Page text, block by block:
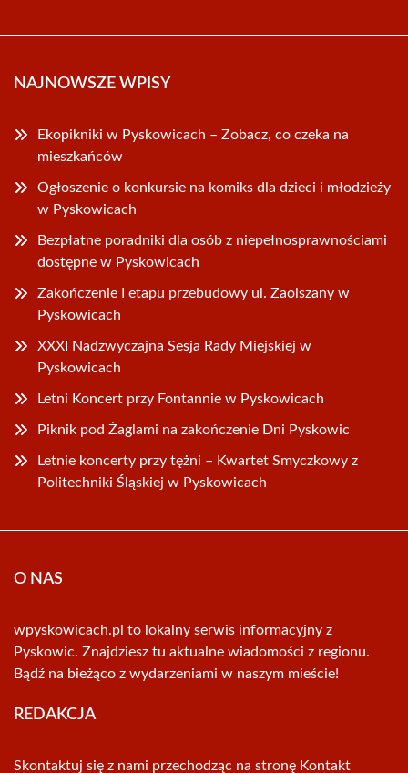
NAJNOWSZE WPISY
Ekopikniki w Pyskowicach – Zobacz, co czeka na
mieszkańców
Ogłoszenie o konkursie na komiks dla dzieci i młodzieży
w Pyskowicach
Bezpłatne poradniki dla osób z niepełnosprawnościami
dostępne w Pyskowicach
Zakończenie I etapu przebudowy ul. Zaolszany w
Pyskowicach
XXXI Nadzwyczajna Sesja Rady Miejskiej w
Pyskowicach
Letni Koncert przy Fontannie w Pyskowicach
Piknik pod Żaglami na zakończenie Dni Pyskowic
Letnie koncerty przy tężni – Kwartet Smyczkowy z
Politechniki Śląskiej w Pyskowicach
O NAS
wpyskowicach.pl to lokalny serwis informacyjny z
Pyskowic. Znajdziesz tu aktualne wiadomości z regionu.
Bądź na bieżąco z wydarzeniami w naszym mieście!
REDAKCJA
Skontaktuj się z nami przechodząc na stronę Kontakt